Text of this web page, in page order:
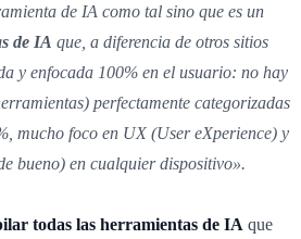
de IA como tal sino que es un
de IA que, a diferencia de otros sitios
y enfocada 100% en el usuario: no hay
perfectamente categorizadas
mucho foco en UX (User eXperience) y
bueno) en cualquier dispositivo».
todas las herramientas de IA que